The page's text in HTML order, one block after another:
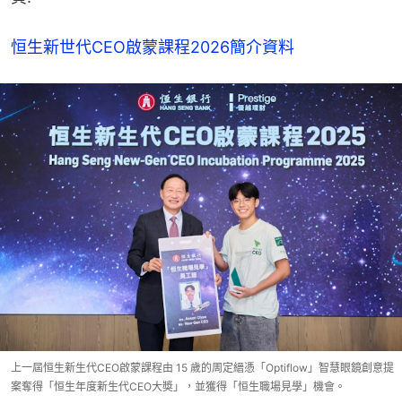
恒生新世代CEO啟蒙課程2026簡介資料
上一屆恒生新生代CEO啟蒙課程由 15 歲的周定縉憑「Optiflow」智慧眼鏡創意提
案奪得「恒生年度新生代CEO大奬」，並獲得「恒生職場見學」機會。